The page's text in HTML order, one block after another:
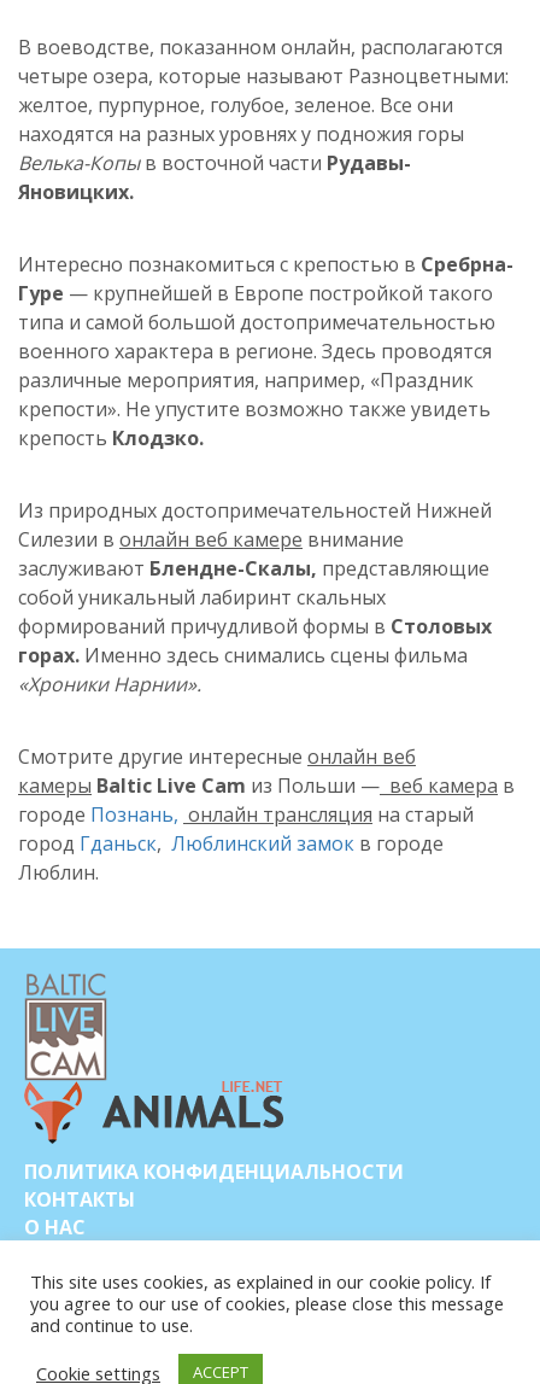
В воеводстве, показанном онлайн, располагаются
четыре озера, которые называют Разноцветными:
желтое, пурпурное, голубое, зеленое. Все они
находятся на разных уровнях у подножия горы
Велька-Копыв восточной части Рудавы-
Яновицких.
Интереcно познакомиться с крепостью в Сребрна-
Гуре — крупнейшей в Европе постройкой такого
типа и самой большой достопримечательностью
военного характера в регионе. Здесь проводятся
различные мероприятия, например, «Праздник
крепости». Не упустите возможно также увидеть
крепость Клодзко.
Из природныхдостопримечательностей Нижней
Силезии в онлайн веб камере внимание
заслуживают Блендне-Скалы, представляющие
собой уникальный лабиринт скальных
формирований причудливой формы в Столовых
горах. Именно здесь снимались сцены фильма
«Хроники Нарнии».
Смотрите другие интересные онлайн веб
камеры Baltic Live Cam из Польши — веб камера в
городе Познань, онлайн трансляция на старый
город Гданьск, Люблинский замок в городе
Люблин.
ПОЛИТИКА КОНФИДЕНЦИАЛЬНОСТИ
КОНТАКТЫ
О НАС
This site uses cookies, as explained in our cookie policy. If
you agree to our use of cookies, please close this message
and continue to use.
Cookie settings
ACCEPT